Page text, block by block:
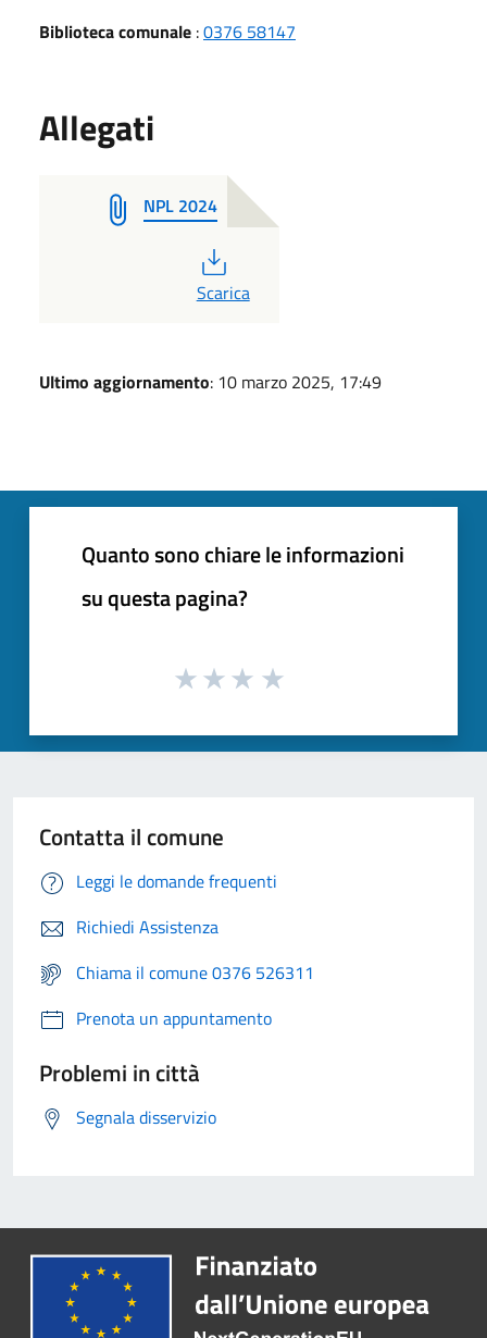
Biblioteca comunale :0376 58147
Allegati
NPL 2024
PDF
Scarica
Ultimo aggiornamento: 10 marzo 2025, 17:49
Quanto sono chiare le informazioni
su questa pagina?
Contatta il comune
Leggi le domande frequenti
Richiedi Assistenza
Chiama il comune 0376 526311
Prenota un appuntamento
Problemi in città
Segnala disservizio